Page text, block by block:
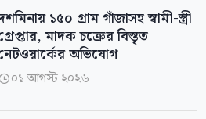
১৫০ গ্রাম গাঁজাসহ স্বামী-স্ত্রী
মাদক চক্রের বিস্তৃত
অভিযোগ
০১ আগস্ট ২০২৬